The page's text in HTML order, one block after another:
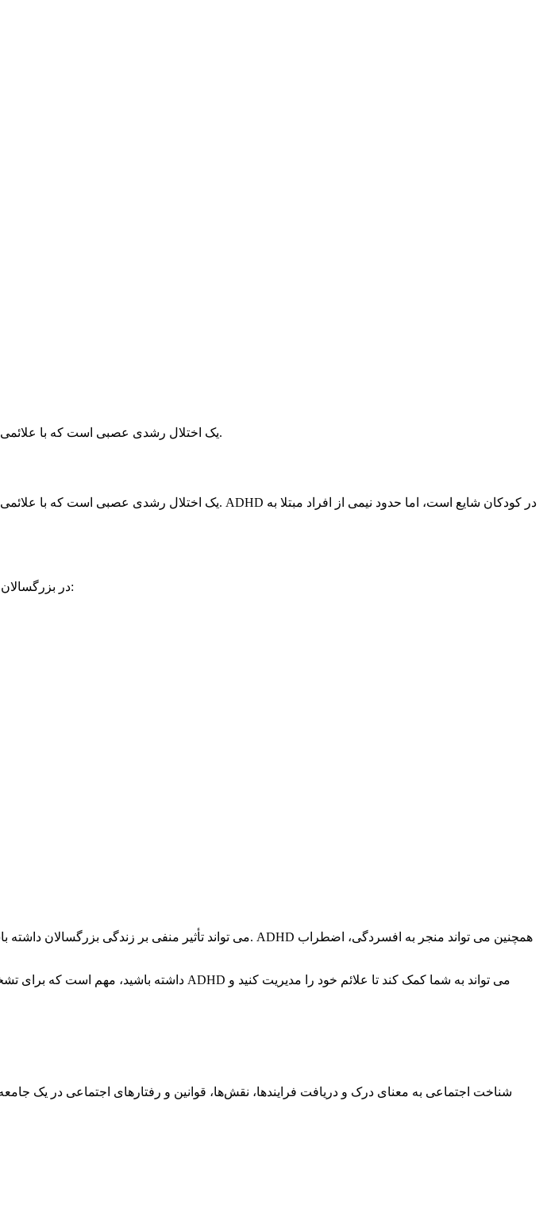
اختلال کمبود توجه و بیش فعالی (ADHD) یک اختلال رشدی عصبی است که با علائمی مانند بی توجهی، بیش فعالی و تکانشگری مشخص می شود.
علائم ADHD در بزرگسالان ممکن است متفاوت از علائم کودکان باشد. علائم شایع ADHD در بزرگسالان عبارتند از:
شناخت اجتماعی به معنای درک و دریافت فرایندها، نقش‌ها، قوانین و رفتارهای اجتماعی در یک